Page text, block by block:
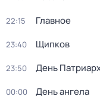
22:15 Главное
23:40 Щипков
23:50 День
00:00 День ангела